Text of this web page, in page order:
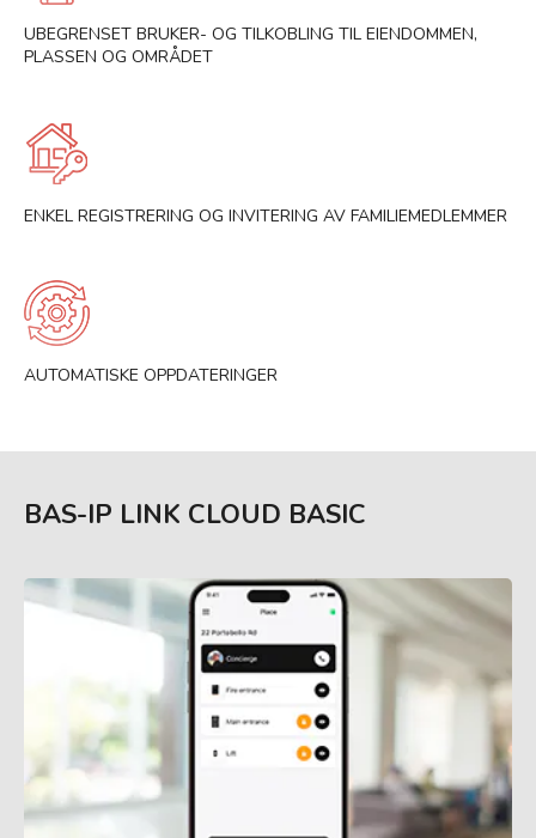
UBEGRENSET BRUKER- OG TILKOBLING TIL EIENDOMMEN,
PLASSEN OG OMRÅDET
ENKEL REGISTRERING OG INVITERING AV FAMILIEMEDLEMMER
AUTOMATISKE OPPDATERINGER
BAS-IP LINK CLOUD BASIC